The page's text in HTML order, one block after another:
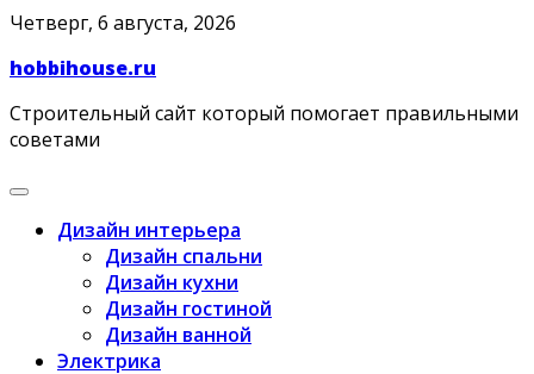
Skip
content
Четверг, 6 августа, 2026
hobbihouse.ru
Строительный сайт который помогает правильными
советами
Дизайн интерьера
Дизайн спальни
Дизайн кухни
Дизайн гостиной
Дизайн ванной
Электрика